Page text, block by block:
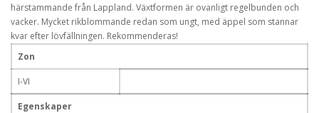
härstammande från Lappland. Växtformen är ovanligt regelbunden och
vacker. Mycket rikblommande redan som ungt, med äppel som stannar
kvar efter lövfällningen. Rekommenderas!
Zon
I-VI
Egenskaper